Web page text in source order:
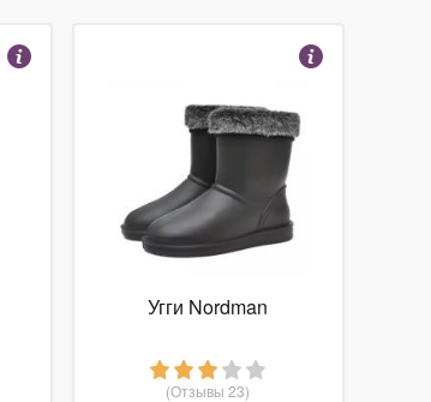
Угги Nordman
(Отзывы 23)